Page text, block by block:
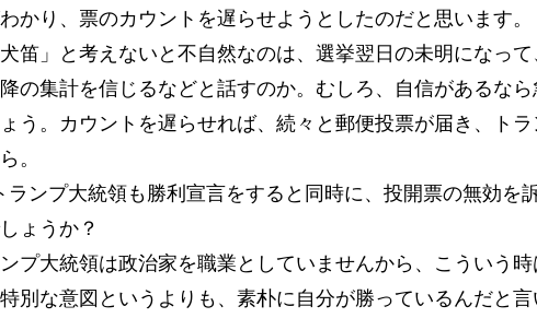
かり、票のカウントを遅らせようとしたのだと思います。
笛」と考えないと不自然なのは、選挙翌日の未明になって
の集計を信じるなどと話すのか。むしろ、自信があるな
う。カウントを遅らせれば、続々と郵便投票が届き、ト
。
ンプ大統領も勝利宣言をすると同時に、投開票の無効を
ょうか？
プ大統領は政治家を職業としていませんから、こういう
別な意図というよりも、素朴に自分が勝っているんだと